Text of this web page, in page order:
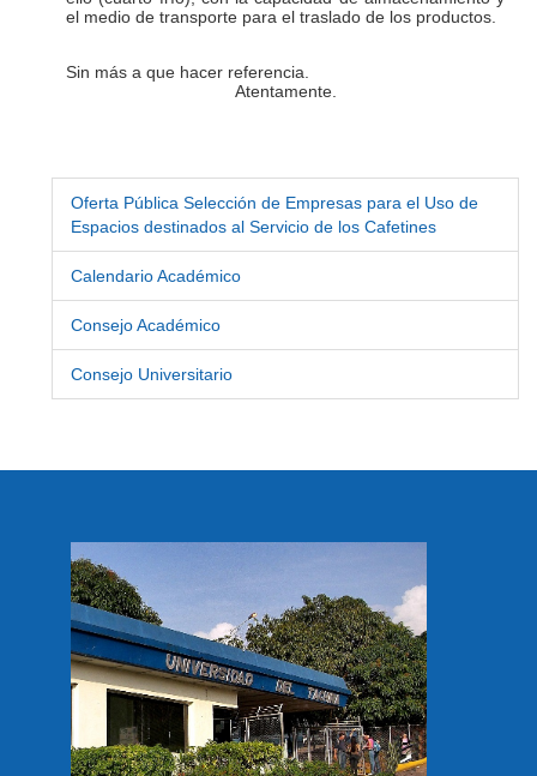
el medio de transporte para el traslado de los productos.
Sin más a que hacer referencia.
Atentamente.
Oferta Pública Selección de Empresas para el Uso de
Espacios destinados al Servicio de los Cafetines
Calendario Académico
Consejo Académico
Consejo Universitario